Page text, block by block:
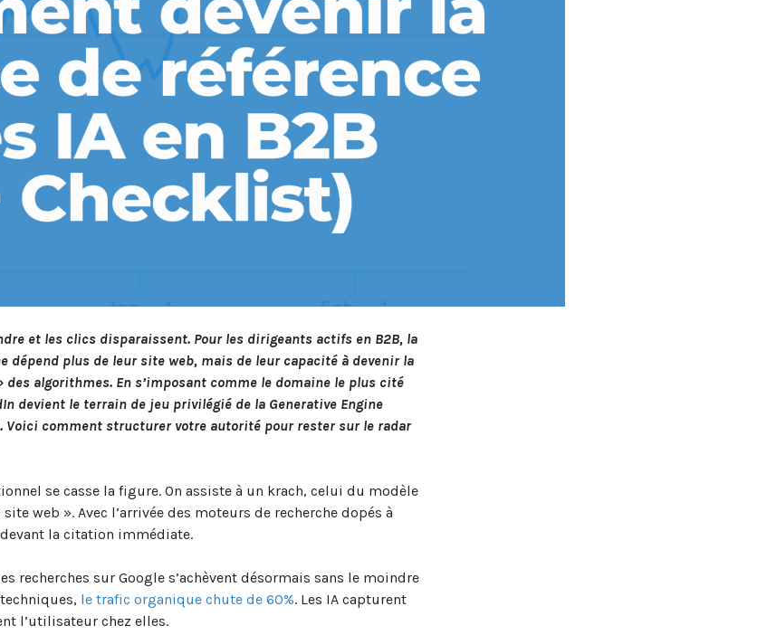
et les clics disparaissent. Pour les dirigeants actifs en B2B, la
dépend plus de leur site web, mais de leur capacité à devenir la
des algorithmes. En s’imposant comme le domaine le plus cité
devient le terrain de jeu privilégié de la Generative Engine
Voici comment structurer votre autorité pour rester sur le radar
se casse la figure. On assiste à un krach, celui du modèle
site web ». Avec l’arrivée des moteurs de recherche dopés à
devant la citation immédiate.
recherches sur Google s’achèvent désormais sans le moindre
le trafic organique chute de 60%. Les IA capturent
l’utilisateur chez elles.